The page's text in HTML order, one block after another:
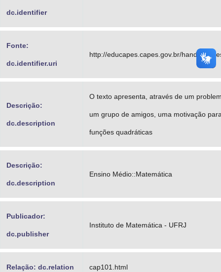
dc.identifier
Fonte:
dc.identifier.uri
http://educapes.capes.gov.br/handle/
Descrição:
dc.description
O texto apresenta, através de um
um grupo de amigos, uma motivação
funções quadráticas
Descrição:
dc.description
Ensino Médio::Matemática
Publicador:
dc.publisher
Instituto de Matemática - UFRJ
Relação: dc.relation cap101.html